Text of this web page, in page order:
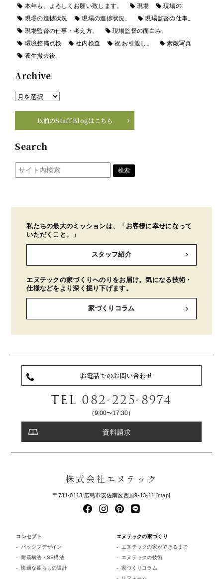
本年も、よろしくお願い致します。
現場
現場の
現場の進捗状況
現場の進捗状況。
現場監督の仕事。
現場監督の仕事・考え方。
現場監督の面白み。
環境整備点検
社内検査 祝 お引渡し。
素敵写真
養生撤去後。
Archive
以前のStaff Blogはこちら
Search
私たちの最大のミッションは、「お客様に幸せになって
いただくこと。」
スタッフ紹介
エヌテックの家づくりへのりをお届け。気になる技術・
仕様などをより深く掘り下げます。
家づくりコラム
お電話でのお問い合わせ
TEL 082-225-8974
（9:00〜17:30）
資料請求
株式会社エヌテック
〒731-0113 広島市安佐南区西原9-13-11 [map]
コンセプト
パッシブデザイン
耐震構法・SE構法
快適な暮らしの設計
エヌテックの家づくり
エヌテックの家ができるまで
エヌテックの技術
家づくりコラム